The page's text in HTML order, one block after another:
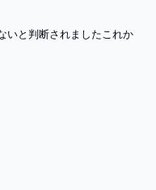
いと判断されましたこれか